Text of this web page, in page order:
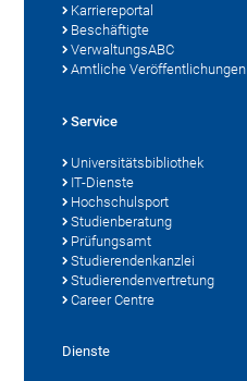
Karriereportal
Beschäftigte
VerwaltungsABC
Amtliche Veröffentlichungen
Service
Universitätsbibliothek
IT-Dienste
Hochschulsport
Studienberatung
Prüfungsamt
Studierendenkanzlei
Studierendenvertretung
Career Centre
Dienste